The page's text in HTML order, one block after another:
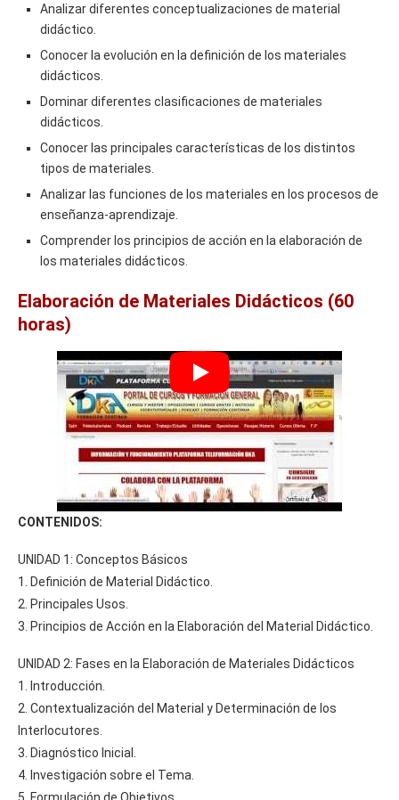
Analizar diferentes conceptualizaciones de material
didáctico.
Conocer la evolución en la definición de los materiales
didácticos.
Dominar diferentes clasificaciones de materiales
didácticos.
Conocer las principales características de los distintos
tipos de materiales.
Analizar las funciones de los materiales en los procesos de
enseñanza-aprendizaje.
Comprender los principios de acción en la elaboración de
los materiales didácticos.
Elaboración de Materiales Didácticos (60
horas)
CONTENIDOS:
UNIDAD 1: Conceptos Básicos
1. Definición de Material Didáctico.
2. Principales Usos.
3. Principios de Acción en la Elaboración del Material Didáctico.
UNIDAD 2: Fases en la Elaboración de Materiales Didácticos
1. Introducción.
2. Contextualización del Material y Determinación de los
Interlocutores.
3. Diagnóstico Inicial.
4. Investigación sobre el Tema.